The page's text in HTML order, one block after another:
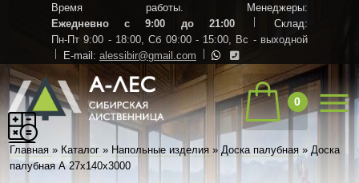
Время работы. Менеджеры:
Ежедневно с 9:00 до 21:00
Склад:
Пн-Пт 9:00 - 18:00, Сб 09:00 - 15:00, Вс - выходной
E-mail: alessibir@gmail.com
0
Главная » Каталог » Напольные изделия »Доска палубная »Доска
палубная А 27х140х3000